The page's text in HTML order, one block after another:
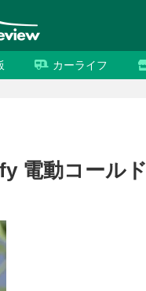
カーライフ
電動コールド